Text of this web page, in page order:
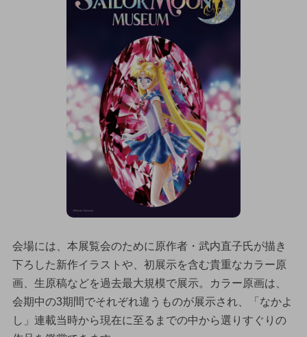
会場には、本展覧会のために原作者・武内直子氏が描き
下ろした新作イラストや、初展示を含む貴重なカラー原
画、生原稿などを過去最大規模で展示。カラー原画は、
会期中の3期間でそれぞれ違うものが展示され、「なかよ
し」連載当時から現在に至るまでの中から選りすぐりの